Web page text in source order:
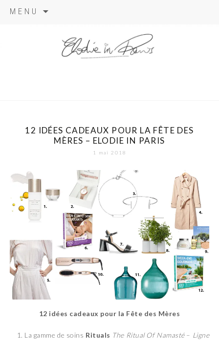
MENU
12 IDÉES CADEAUX POUR LA FÊTE DES
MÈRES – ELODIE IN PARIS
1 mai 2018
12 idées cadeaux pour la Fête des Mères
La gamme de soins Rituals The Ritual Of Namasté– Ligne